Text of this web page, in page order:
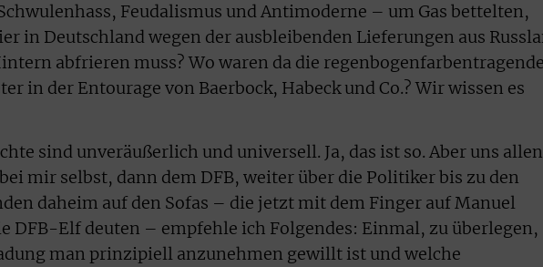
Feudalismus und Antimoderne – um Gas bettelten,
in Deutschland wegen der ausbleibenden Lieferungen aus
abfrieren muss? Wo waren da die
in der Entourage von Baerbock, Habeck und Co.? Wir wissen es
sind unveräußerlich und universell. Ja, das ist so. Aber uns
mir selbst, dann dem DFB, weiter über die Politiker bis zu den
daheim auf den Sofas – die jetzt mit dem Finger auf Manuel
DFB-Elf deuten – empfehle ich Folgendes: Einmal, zu überlegen,
man prinzipiell anzunehmen gewillt ist und welche